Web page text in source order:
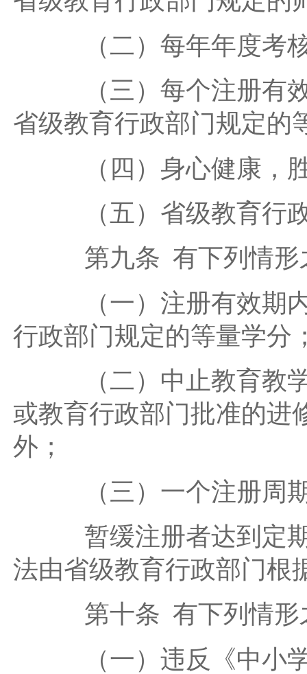
（二）每年年度考核
（三）每个注册有效
省级教育行政部门规定的
（四）身心健康，胜
（五）省级教育行政
第九条 有下列情形
（一）注册有效期内
行政部门规定的等量学分
（二）中止教育教学
或教育行政部门批准的进
外；
（三）一个注册周期
暂缓注册者达到定期
法由省级教育行政部门根
第十条 有下列情形
（一）违反《中小学